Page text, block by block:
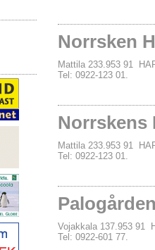
Norrsken
Mattila 233.953 91
Tel: 0922-123 01.
Norrskens
Mattila 233.953 91
Tel: 0922-123 01.
Vojakkala 137.953 91
Tel: 0922-601 77.